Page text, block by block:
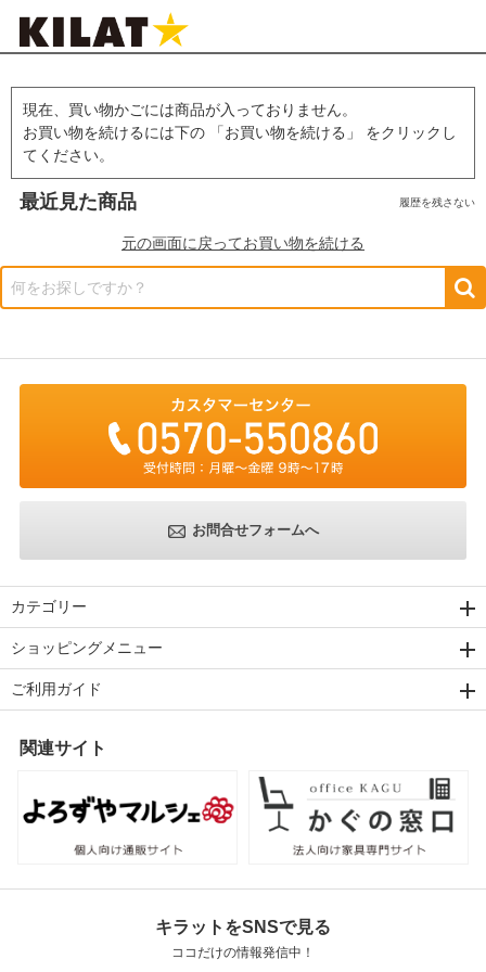
現在、買い物かごには商品が入っておりません。
お買い物を続けるには下の 「お買い物を続ける」 をクリックし
てください。
最近見た商品 履歴を残さない
元の画面に戻ってお買い物を続ける
何をお探しですか？
お問合せフォームへ
カテゴリー
ショッピングメニュー
ご利用ガイド
関連サイト
キラットをSNSで見る
ココだけの情報発信中！